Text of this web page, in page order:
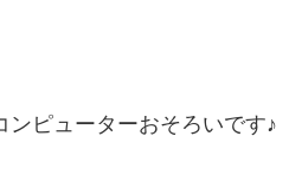
ンピューターおそろいです♪